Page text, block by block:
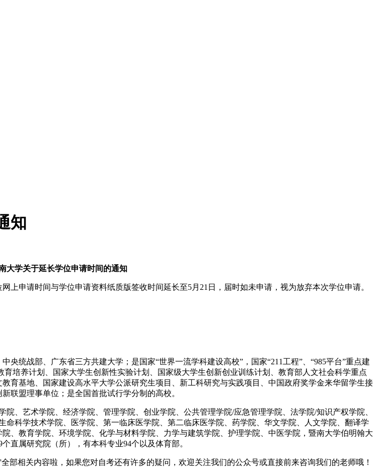
知
大学关于延长学位申请时间的通知
申请时间与学位申请资料纸质版签收时间延长至5月21日，届时如未申请，视为放弃本次学位申请。
统战部、广东省三方共建大学；是国家“世界一流学科建设高校”，国家“211工程”、“985平台”重点建
培养计划、国家大学生创新性实验计划、国家级大学生创新创业训练计划、教育部人文社会科学重点
育基地、国家建设高水平大学公派研究生项目、新工科研究与实践项目、中国政府奖学金来华留学生接
联盟理事单位；是全国首批试行学分制的高校。
、艺术学院、经济学院、管理学院、创业学院、公共管理学院/应急管理学院、法学院/知识产权学院、
科学技术学院、医学院、第一临床医学院、第二临床医学院、药学院、华文学院、人文学院、翻译学
、教育学院、环境学院、化学与材料学院、力学与建筑学院、护理学院、中医学院，暨南大学伯明翰大
直属研究院（所），有本科专业94个以及体育部。
全部相关内容啦，如果您对自考还有许多的疑问，欢迎关注我们的公众号或直接前来咨询我们的老师哦！